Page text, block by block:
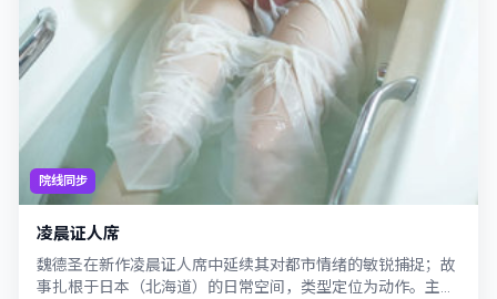
院线同步
凌晨证人席
魏德圣在新作凌晨证人席中延续其对都市情绪的敏锐捕捉；故
事扎根于日本（北海道）的日常空间，类型定位为动作。主演